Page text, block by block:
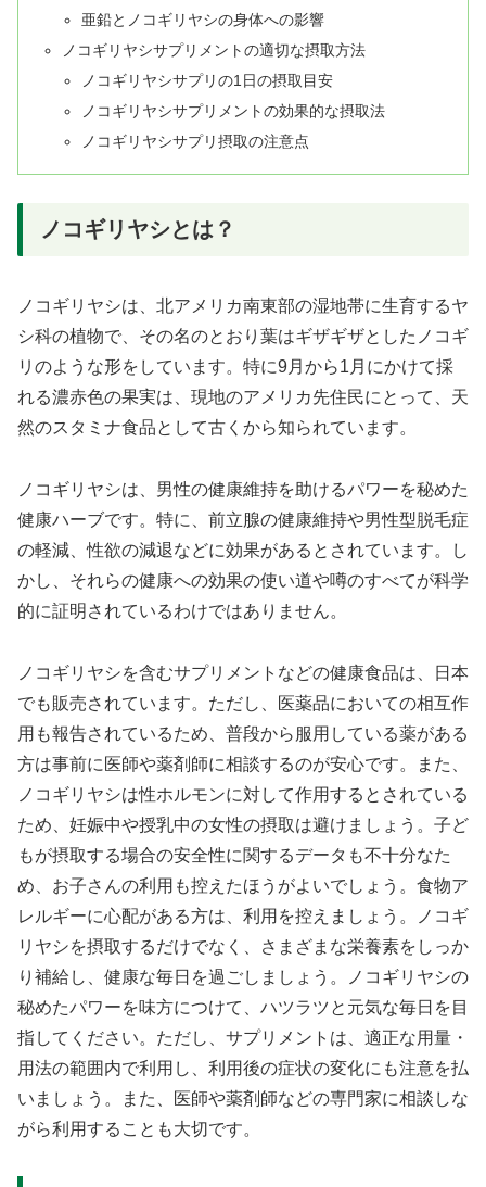
亜鉛とノコギリヤシの身体への影響
ノコギリヤシサプリメントの適切な摂取方法
ノコギリヤシサプリの1日の摂取目安
ノコギリヤシサプリメントの効果的な摂取法
ノコギリヤシサプリ摂取の注意点
ノコギリヤシとは？
ノコギリヤシは、北アメリカ南東部の湿地帯に生育するヤ
シ科の植物で、その名のとおり葉はギザギザとしたノコギ
リのような形をしています。特に9月から1月にかけて採
れる濃赤色の果実は、現地のアメリカ先住民にとって、天
然のスタミナ食品として古くから知られています。
ノコギリヤシは、男性の健康維持を助けるパワーを秘めた
健康ハーブです。特に、前立腺の健康維持や男性型脱毛症
の軽減、性欲の減退などに効果があるとされています。し
かし、それらの健康への効果の使い道や噂のすべてが科学
的に証明されているわけではありません。
ノコギリヤシを含むサプリメントなどの健康食品は、日本
でも販売されています。ただし、医薬品においての相互作
用も報告されているため、普段から服用している薬がある
方は事前に医師や薬剤師に相談するのが安心です。また、
ノコギリヤシは性ホルモンに対して作用するとされている
ため、妊娠中や授乳中の女性の摂取は避けましょう。子ど
もが摂取する場合の安全性に関するデータも不十分なた
め、お子さんの利用も控えたほうがよいでしょう。食物ア
レルギーに心配がある方は、利用を控えましょう。ノコギ
リヤシを摂取するだけでなく、さまざまな栄養素をしっか
り補給し、健康な毎日を過ごしましょう。ノコギリヤシの
秘めたパワーを味方につけて、ハツラツと元気な毎日を目
指してください。ただし、サプリメントは、適正な用量・
用法の範囲内で利用し、利用後の症状の変化にも注意を払
いましょう。また、医師や薬剤師などの専門家に相談しな
がら利用することも大切です。